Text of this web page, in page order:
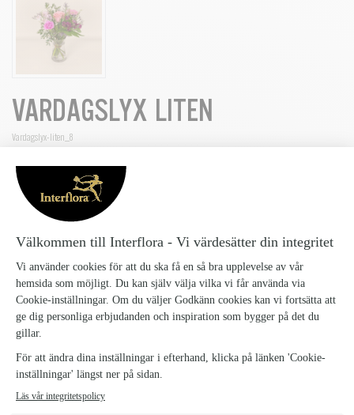
VARDAGSLYX LITEN
Vardagslyx-liten_8
“Vardagslyx” är en färgstark och härlig bukett med rosor, gerbera,
santini, nejlika, alstroemeria och limonium, vackert kompletterad med
thlapsi och pistage. Buketten går i rosa, ljusrosa, cerise och lila toner,
lyfta av friskt grönt för en levande och lyxig känsla. Perfekt när du
vill sätta guldkant på vardagen eller skicka en färgsprakande
hälsning som blombud.
Vardagslyx mellan 499 kr